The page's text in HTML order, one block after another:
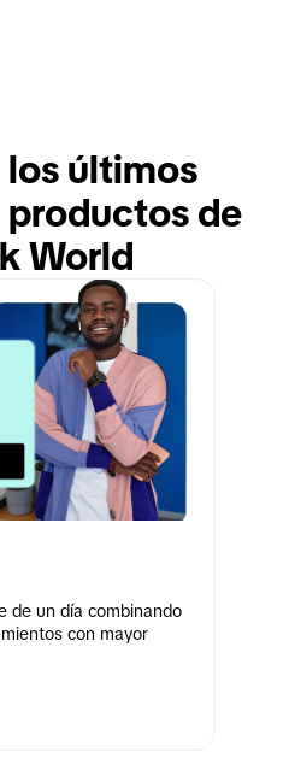
los últimos
productos de
World
de un día combinando
con mayor